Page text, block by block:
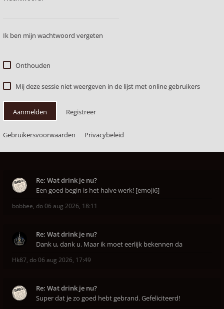
Ik ben mijn wachtwoord vergeten
Onthouden
Mij deze sessie niet weergeven in de lijst met online gebruikers
Aanmelden Registreer
Gebruikersvoorwaarden Privacybeleid
Re: Wat drink je nu?
Een goed begin is het halve werk! [emoji6]
bobbee, do 06 aug 2026, 18:11
Re: Wat drink je nu?
Dank u, dank u. Maar ik moet eerlijk bekennen da
Hk87, do 06 aug 2026, 17:49
Re: Wat drink je nu?
Super dat je zo goed hebt gebrand. Gefeliciteerd!